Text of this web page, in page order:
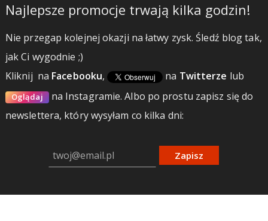
Najlepsze promocje trwają kilka godzin!
Nie przegap kolejnej okazji na łatwy zysk. Śledź blog tak,
jak Ci wygodnie ;)
Kliknij na Facebooku, na Twitterze lub
Oglądaj na Instagramie.Albo po prostu zapisz się do
newslettera, który wysyłam co kilka dni:
Zapisz